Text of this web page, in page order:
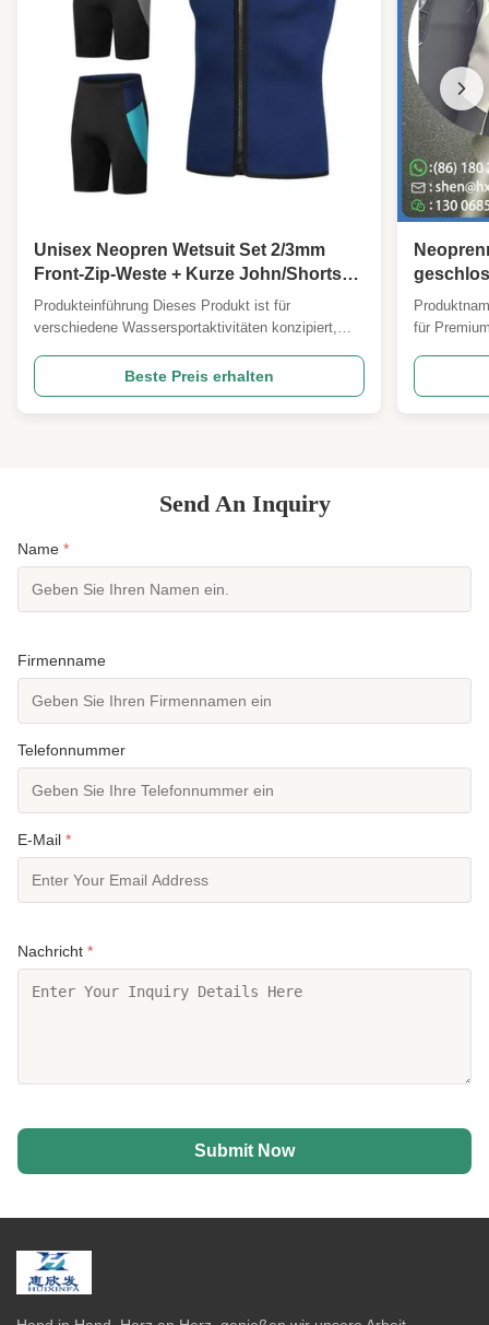
Unisex Neopren Wetsuit Set 2/3mm
Front-Zip-Weste + Kurze John/Shorts
Optionen Surfen Schnorcheln SUP
Kajak
Produkteinführung Dieses Produkt ist für
verschiedene Wassersportaktivitäten konzipiert,
Schwimmen im Innen- und Außenbereich sowie
Wasserparks. Es bietet Komfort und Flexibilität für
ein verbessertes Erlebnis im Wasser.
Beste Preis erhalten
für
Send An Inquiry
Name *
Firmenname
Telefonnummer
E-Mail *
Nachricht *
Submit Now